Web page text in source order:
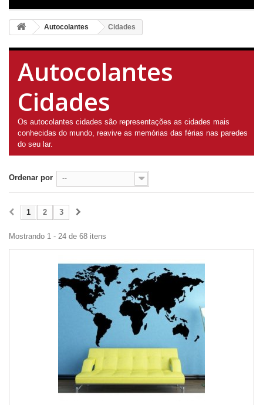
Autocolantes Cidades
Autocolantes
Cidades
Os autocolantes cidades são representações as cidades mais
conhecidas do mundo, reavive as memórias das férias nas paredes
do seu lar.
Ordenar por --
1 2 3
Mostrando 1 - 24 de 68 itens